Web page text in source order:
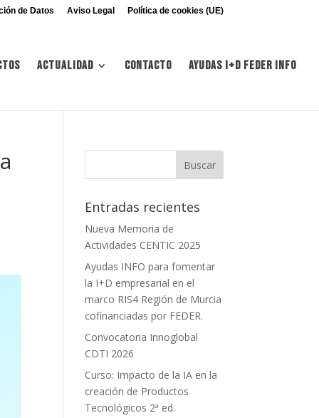
de Datos Aviso Legal Política de cookies (UE)
Actualidad Contacto Ayudas I+d FEDER INFO
Entradas recientes
Nueva Memoria de
Actividades CENTIC 2025
Ayudas INFO para fomentar
la I+D empresarial en el
marco RIS4 Región de Murcia
cofinanciadas por FEDER.
Convocatoria Innoglobal
CDTI 2026
Curso: Impacto de la IA en la
creación de Productos
Tecnológicos 2ª ed.